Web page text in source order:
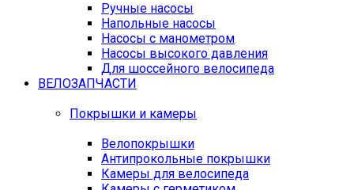
Ручные насосы
Напольные насосы
Насосы с манометром
Насосы высокого давления
Для шоссейного велосипеда
ВЕЛОЗАПЧАСТИ
Покрышки и камеры
Велопокрышки
Антипрокольные покрышки
Камеры для велосипеда